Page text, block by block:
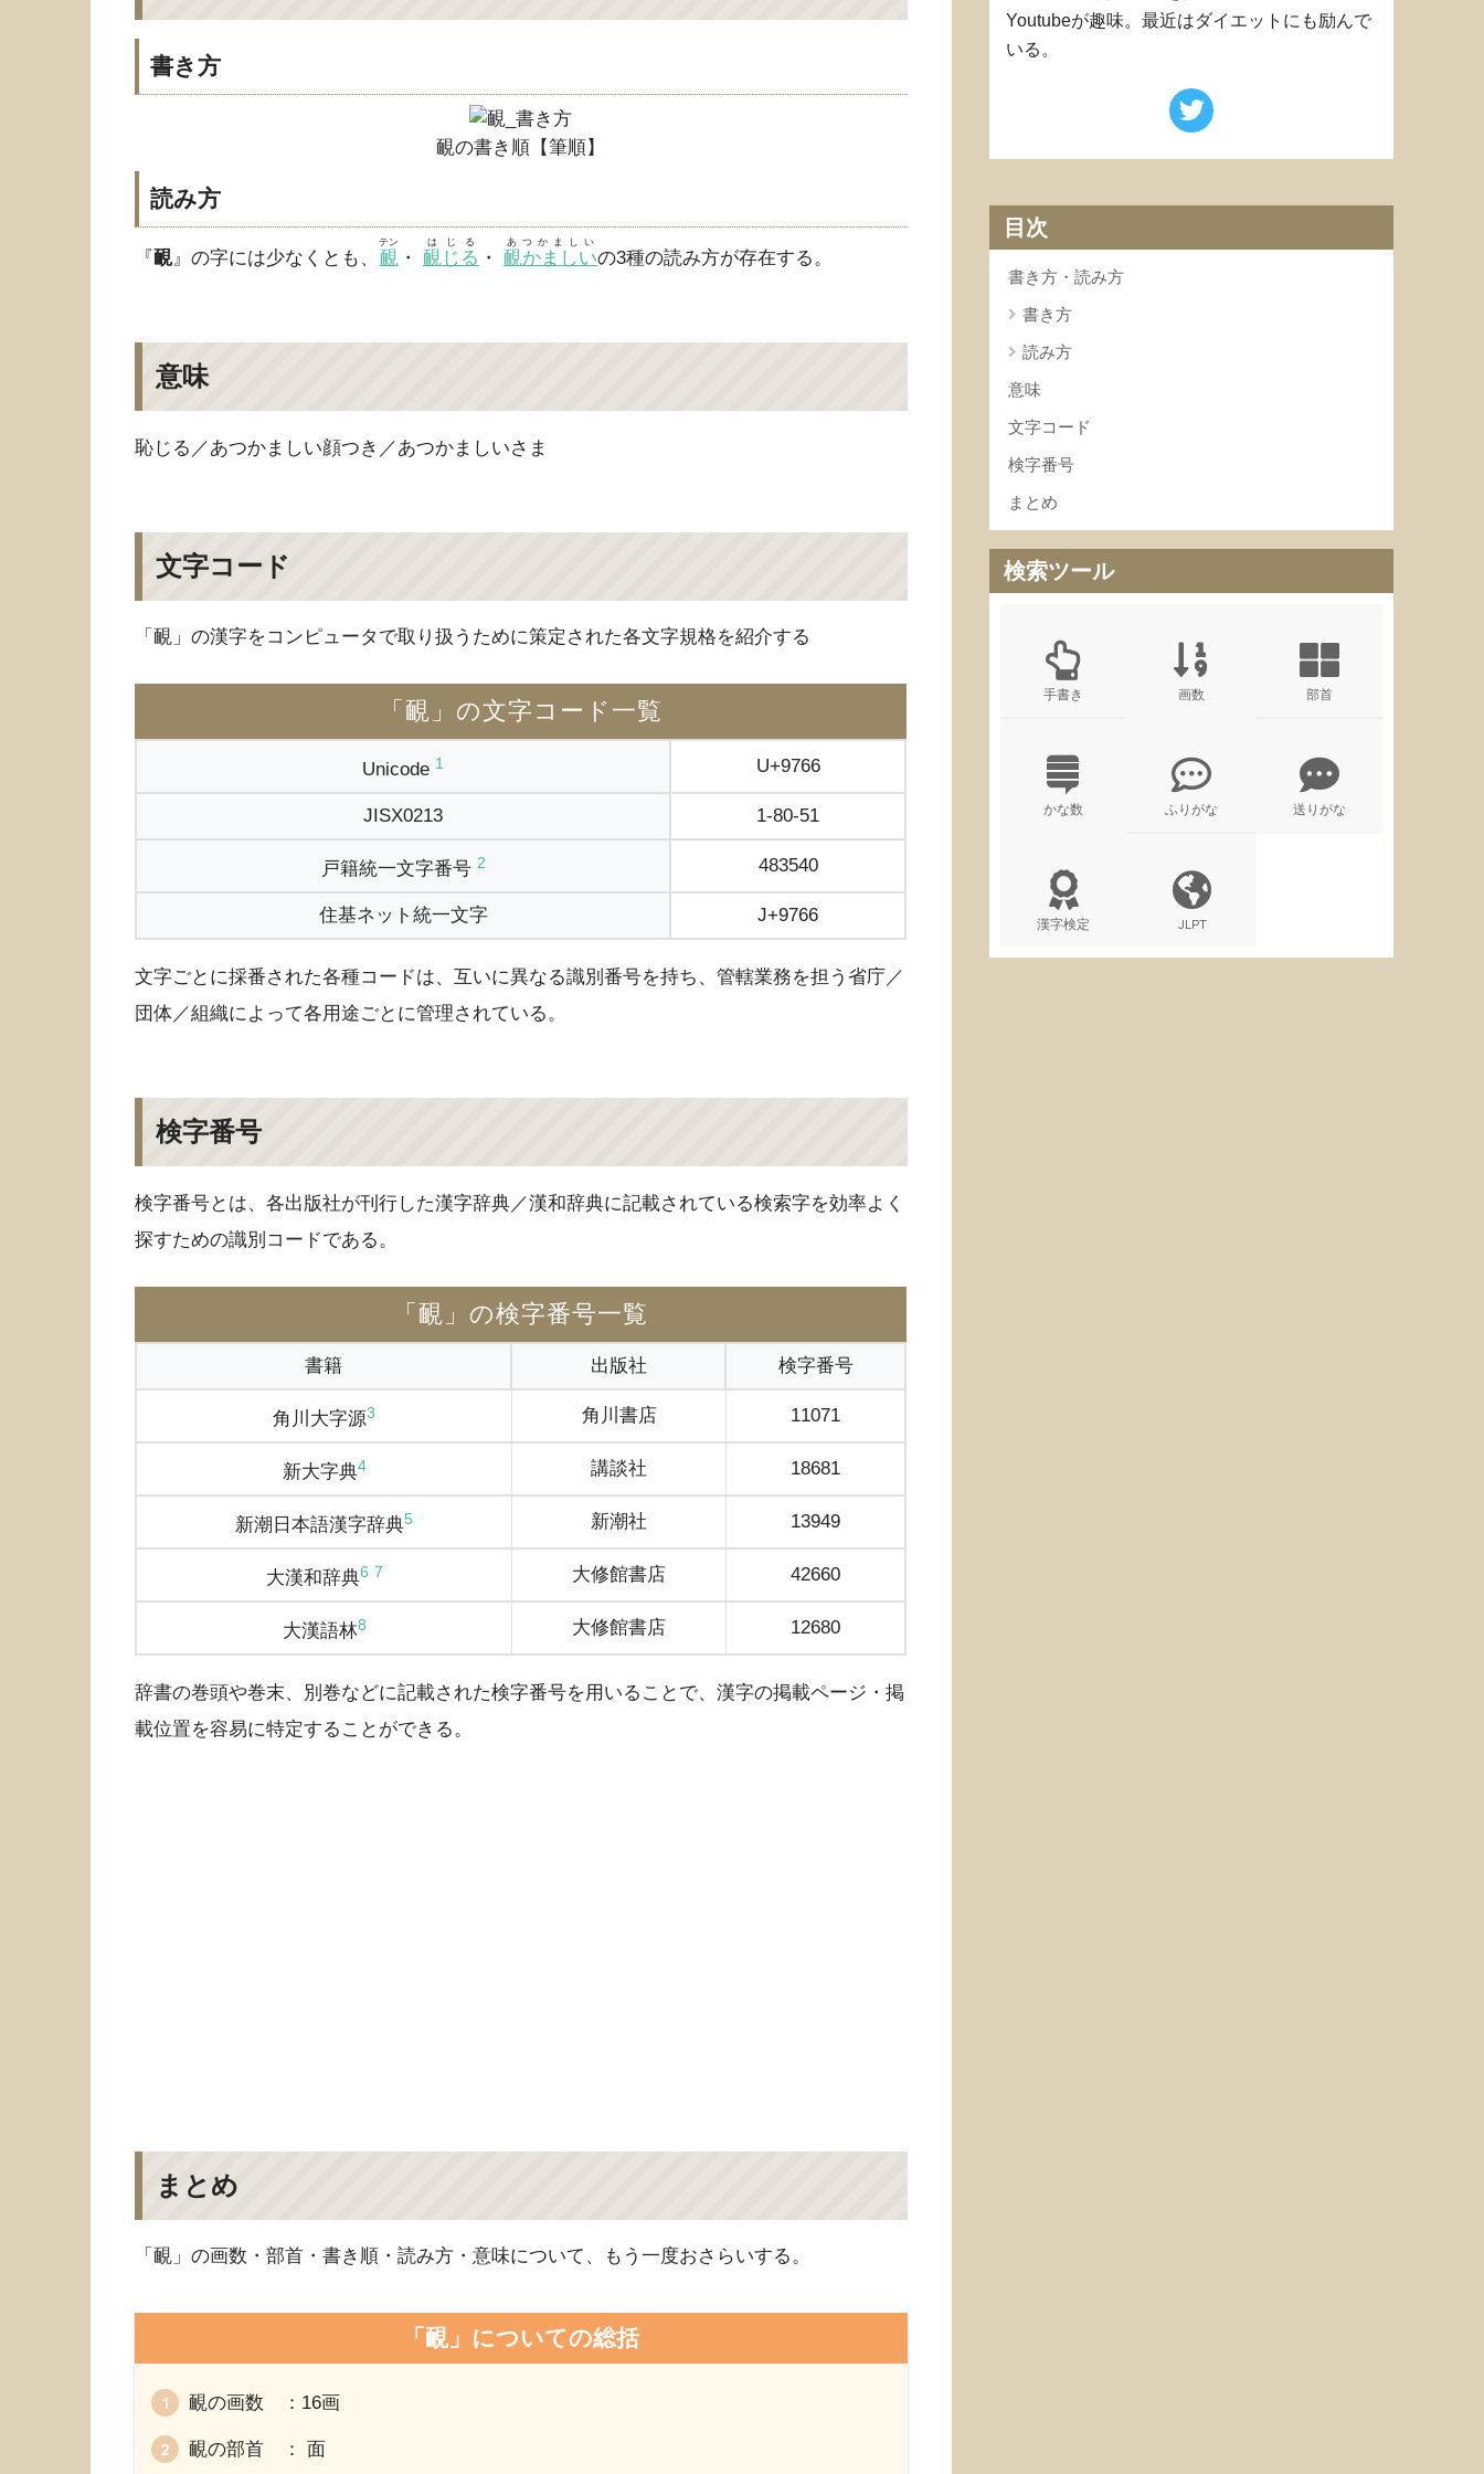
書き方
靦の書き順【筆順】
読み方
『靦』の字には少なくとも、 靦
テン
・ 靦じる
はじる
・ 靦かましい
あつかましい
の3種の読み方が存在する。
意味
恥じる／あつかましい顔つき／あつかましいさま
文字コード
「靦」の漢字をコンピュータで取り扱うために策定された各文字規格を紹介する
「靦」の文字コード一覧
Unicode 1 U+9766
JISX0213 1-80-51
戸籍統一文字番号 2 483540
住基ネット統一文字 J+9766
文字ごとに採番された各種コードは、互いに異なる識別番号を持ち、管轄業務を担う省庁／
団体／組織によって各用途ごとに管理されている。
検字番号
検字番号とは、各出版社が刊行した漢字辞典／漢和辞典に記載されている検索字を効率よく
探すための識別コードである。
「靦」の検字番号一覧
書籍 出版社 検字番号
角川大字源3 角川書店 11071
新大字典4 講談社 18681
新潮日本語漢字辞典5 新潮社 13949
大漢和辞典6 7 大修館書店 42660
大漢語林8 大修館書店 12680
辞書の巻頭や巻末、別巻などに記載された検字番号を用いることで、漢字の掲載ページ・掲
載位置を容易に特定することができる。
まとめ
「靦」の画数・部首・書き順・読み方・意味について、もう一度おさらいする。
「靦」についての総括
靦の画数 ：16画
靦の部首 ： 面
Youtubeが趣味。最近はダイエットにも励んで
いる。
目次
書き方・読み方
書き方
読み方
意味
文字コード
検字番号
まとめ
検索ツール
手書き 画数 部首
かな数 ふりがな 送りがな
漢字検定 JLPT